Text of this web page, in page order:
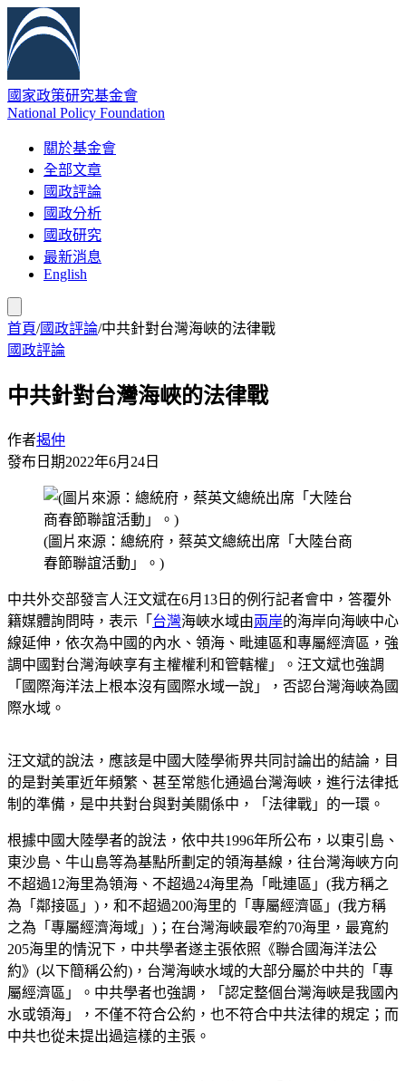
國家政策研究基金會
National Policy Foundation
關於基金會
全部文章
國政評論
國政分析
國政研究
最新消息
English
首頁/國政評論/中共針對台灣海峽的法律戰
國政評論
中共針對台灣海峽的法律戰
作者揭仲
發布日期2022年6月24日
(圖片來源：總統府，蔡英文總統出席「大陸台商
春節聯誼活動」。)
中共外交部發言人汪文斌在6月13日的例行記者會中，答覆外
籍媒體詢問時，表示「 台灣海峽水域由兩岸的海岸向海峽中心
線延伸，依次為中國的內水、領海、毗連區和專屬經濟區，強
調中國對台灣海峽享有主權權利和管轄權」。汪文斌也強調
「國際海洋法上根本沒有國際水域一說」，否認台灣海峽為國
際水域。
汪文斌的說法，應該是中國大陸學術界共同討論出的結論，目
的是對美軍近年頻繁、甚至常態化通過台灣海峽，進行法律抵
制的準備，是中共對台與對美關係中，「法律戰」的一環。
根據中國大陸學者的說法，依中共1996年所公布，以東引島、
東沙島、牛山島等為基點所劃定的領海基線，往台灣海峽方向
不超過12海里為領海、不超過24海里為「毗連區」(我方稱之
為「鄰接區」)，和不超過200海里的「專屬經濟區」(我方稱
之為「專屬經濟海域」)；在台灣海峽最窄約70海里，最寬約
205海里的情況下，中共學者遂主張依照《聯合國海洋法公
約》(以下簡稱公約)，台灣海峽水域的大部分屬於中共的「專
屬經濟區」。中共學者也強調，「認定整個台灣海峽是我國內
水或領海」，不僅不符合公約，也不符合中共法律的規定；而
中共也從未提出過這樣的主張。